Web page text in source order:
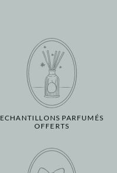
ECHANTILLONS PARFUMÉS
OFFERTS